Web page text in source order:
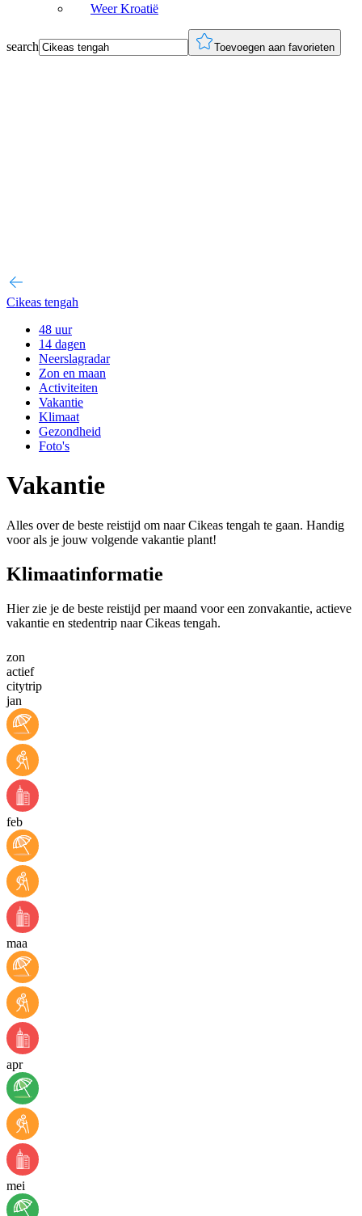
Weer Kroatië
search Toevoegen aan favorieten
Cikeas tengah
48 uur
14 dagen
Neerslagradar
Zon en maan
Activiteiten
Vakantie
Klimaat
Gezondheid
Foto's
Vakantie
Alles over de beste reistijd om naar Cikeas tengah te gaan. Handig
voor als je jouw volgende vakantie plant!
Klimaatinformatie
Hier zie je de beste reistijd per maand voor een zonvakantie, actieve
vakantie en stedentrip naar Cikeas tengah.
zon
actief
citytrip
jan
feb
maa
apr
mei